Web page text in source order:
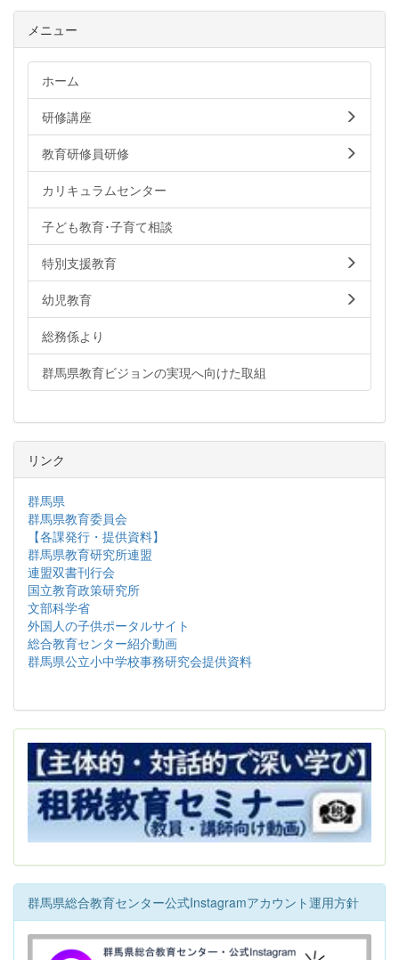
メニュー
ホーム
研修講座
教育研修員研修
カリキュラムセンター
子ども教育･子育て相談
特別支援教育
幼児教育
総務係より
群馬県教育ビジョンの実現へ向けた取組
リンク
群馬県
群馬県教育委員会
【各課発行・提供資料】
群馬県教育研究所連盟
連盟双書刊行会
国立教育政策研究所
文部科学省
外国人の子供ポータルサイト
総合教育センター紹介動画
群馬県公立小中学校事務研究会提供資料
群馬県総合教育センター公式Instagramアカウント運用方針